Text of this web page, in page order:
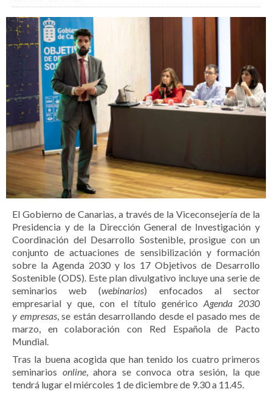
El Gobierno de Canarias, a través de la Viceconsejería de la
Presidencia y de la Dirección General de Investigación y
Coordinación del Desarrollo Sostenible, prosigue con un
conjunto de actuaciones de sensibilización y formación
sobre la Agenda 2030 y los 17 Objetivos de Desarrollo
Sostenible (ODS). Este plan divulgativo incluye una serie de
seminarios web (webinarios) enfocados al sector
empresarial y que, con el título genérico Agenda 2030
y empresas, se están desarrollando desde el pasado mes de
marzo, en colaboración con Red Española de Pacto
Mundial.
Tras la buena acogida que han tenido los cuatroprimeros
seminarios online, ahora se convoca otra sesión, la que
tendrá lugarelmiércoles 1 de diciembre de 9.30 a 11.45.